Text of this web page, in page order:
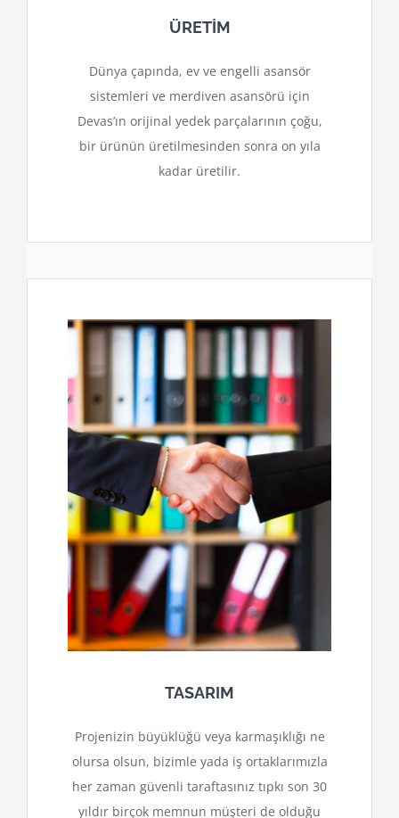
ÜRETİM
Dünya çapında, ev ve engelli asansör
sistemleri ve merdiven asansörü için
Devas’ın orijinal yedek parçalarının çoğu,
bir ürünün üretilmesinden sonra on yıla
kadar üretilir.
TASARIM
Projenizin büyüklüğü veya karmaşıklığı ne
olursa olsun, bizimle yada iş ortaklarımızla
her zaman güvenli taraftasınız tıpkı son 30
yıldır birçok memnun müşteri de olduğu